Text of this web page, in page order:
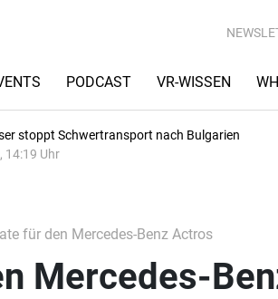
PODCAST VR-WISSEN
stoppt Schwertransport nach Bulgarien
14:19 Uhr
für den Mercedes-Benz Actros
Mercedes-